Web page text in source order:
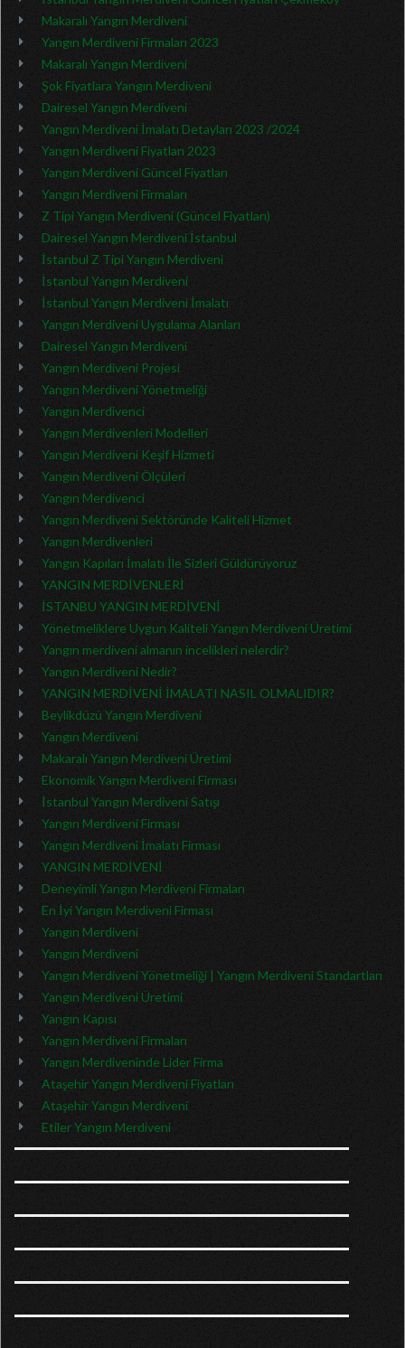
Makaralı Yangın Merdiveni
Yangın Merdiveni Firmaları 2023
Makaralı Yangın Merdiveni
Şok Fiyatlara Yangın Merdiveni
Dairesel Yangın Merdiveni
Yangın Merdiveni İmalatı Detayları 2023 /2024
Yangın Merdiveni Fiyatları 2023
Yangın Merdiveni Güncel Fiyatları
Yangın Merdiveni Firmaları
Z Tipi Yangın Merdiveni (Güncel Fiyatları)
Dairesel Yangın Merdiveni İstanbul
İstanbul Z Tipi Yangın Merdiveni
İstanbul Yangın Merdiveni
İstanbul Yangın Merdiveni İmalatı
Yangın Merdiveni Uygulama Alanları
Dairesel Yangın Merdiveni
Yangın Merdiveni Projesi
Yangın Merdiveni Yönetmeliği
Yangın Merdivenci
Yangın Merdivenleri Modelleri
Yangın Merdiveni Keşif Hizmeti
Yangın Merdiveni Ölçüleri
Yangın Merdivenci
Yangın Merdiveni Sektöründe Kaliteli Hizmet
Yangın Merdivenleri
Yangın Kapıları İmalatı İle Sizleri Güldürüyoruz
YANGIN MERDİVENLERİ
İSTANBU YANGIN MERDİVENİ
Yönetmeliklere Uygun Kaliteli Yangın Merdiveni Üretimi
Yangın merdiveni almanın incelikleri nelerdir?
Yangın Merdiveni Nedir?
YANGIN MERDİVENİ İMALATI NASIL OLMALIDIR?
Beylikdüzü Yangın Merdiveni
Yangın Merdiveni
Makaralı Yangın Merdiveni Üretimi
Ekonomik Yangın Merdiveni Firması
İstanbul Yangın Merdiveni Satışı
Yangın Merdiveni Firması
Yangın Merdiveni İmalatı Firması
YANGIN MERDİVENİ
Deneyimli Yangın Merdiveni Firmaları
En İyi Yangın Merdiveni Firması
Yangın Merdiveni
Yangın Merdiveni
Yangın Merdiveni Yönetmeliği | Yangın Merdiveni Standartları
Yangın Merdiveni Üretimi
Yangın Kapısı
Yangın Merdiveni Firmaları
Yangın Merdiveninde Lider Firma
Ataşehir Yangın Merdiveni Fiyatları
Ataşehir Yangın Merdiveni
Etiler Yangın Merdiveni